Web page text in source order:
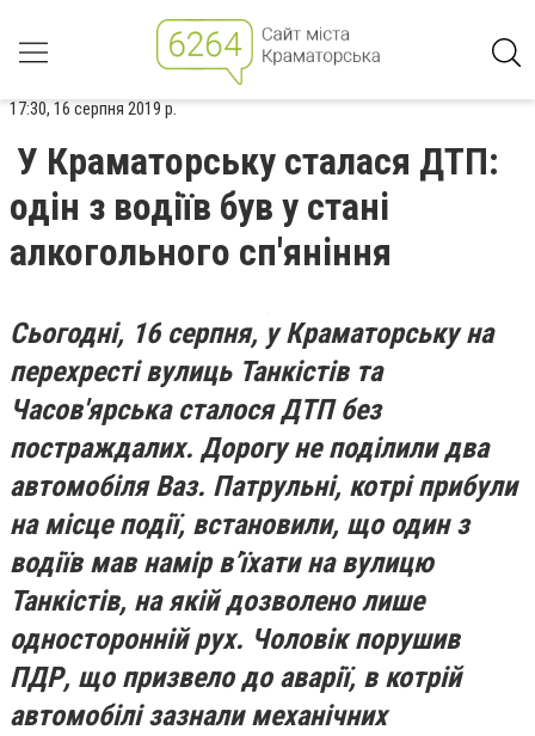
17:30, 16 серпня 2019 р.
У Краматорську сталася ДТП:
одін з водіїв був у стані
алкогольного сп'яніння
Сьогодні, 16 серпня, у Краматорську на
перехресті вулиць Танкістів та
Часов'ярська сталося ДТП без
постраждалих. Дорогу не поділили два
автомобіля Ваз. Патрульні, котрі прибули
на місце події, встановили, що один з
водіїв мав намір в’їхати на вулицю
Танкістів, на якій дозволено лише
односторонній рух. Чоловік порушив
ПДР, що призвело до аварії, в котрій
автомобілі зазнали механічних